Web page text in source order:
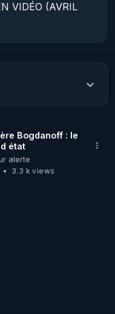
VIDÉO (AVRIL
que vous avez
Bogdanoff : le
état
alerte
3.3 k views